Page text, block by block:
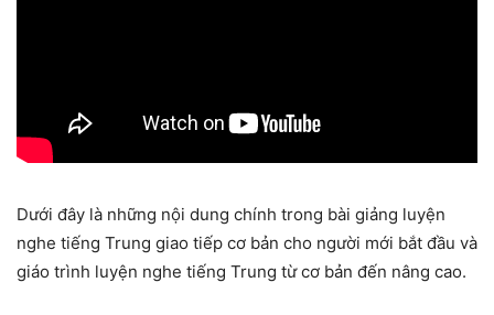
Dưới đây là những nội dung chính trong bài giảng luyện
nghe tiếng Trung giao tiếp cơ bản cho người mới bắt đầu và
giáo trình luyện nghe tiếng Trung từ cơ bản đến nâng cao.